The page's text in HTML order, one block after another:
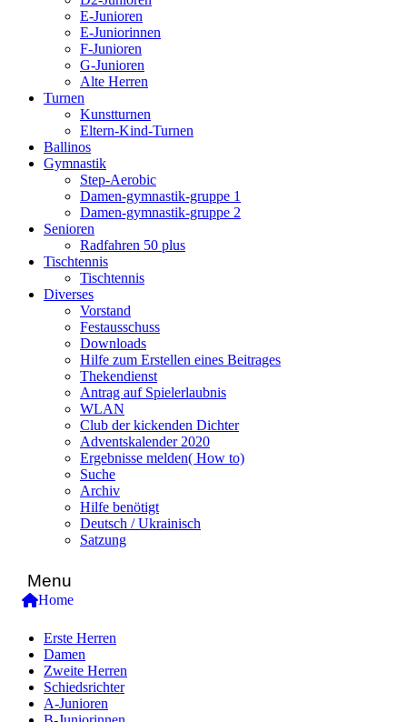
E-Junioren
E-Juniorinnen
F-Junioren
G-Junioren
Alte Herren
Turnen
Kunstturnen
Eltern-Kind-Turnen
Ballinos
Gymnastik
Step-Aerobic
Damen-gymnastik-gruppe 1
Damen-gymnastik-gruppe 2
Senioren
Radfahren 50 plus
Tischtennis
Tischtennis
Diverses
Vorstand
Festausschuss
Downloads
Hilfe zum Erstellen eines Beitrages
Thekendienst
Antrag auf Spielerlaubnis
WLAN
Club der kickenden Dichter
Adventskalender 2020
Ergebnisse melden( How to)
Suche
Archiv
Hilfe benötigt
Deutsch / Ukrainisch
Satzung
Menu
Home
Erste Herren
Damen
Zweite Herren
Schiedsrichter
A-Junioren